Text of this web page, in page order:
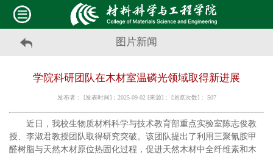
图片新闻
学院科研团队在木材室温磷光领域取得新进展
发布者： [发表时间]：2025-09-02 [来源]： [浏览次数]： 507
近日，我校生物质材料科学与技术教育部重点实验室陈志俊教
授、李淑君教授团队取得研究突破。该团队提出了利用三聚氰胺甲
醛树脂与天然木材原位热固化过程，促进天然木材中全纤维素和木